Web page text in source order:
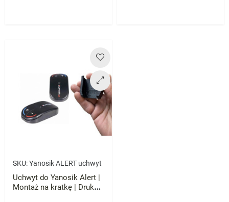
SKU:Yanosik ALERT uchwyt
Uchwyt do Yanosik Alert |
Montaż na kratkę | Druk